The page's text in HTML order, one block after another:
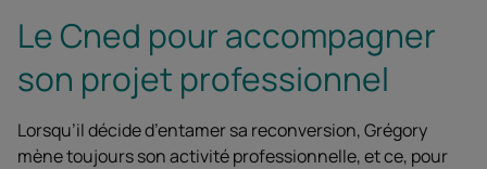
Le Cned pour accompagner
son projet professionnel
Lorsqu’il décide d’entamer sa reconversion, Grégory
mène toujours son activité professionnelle, et ce, pour